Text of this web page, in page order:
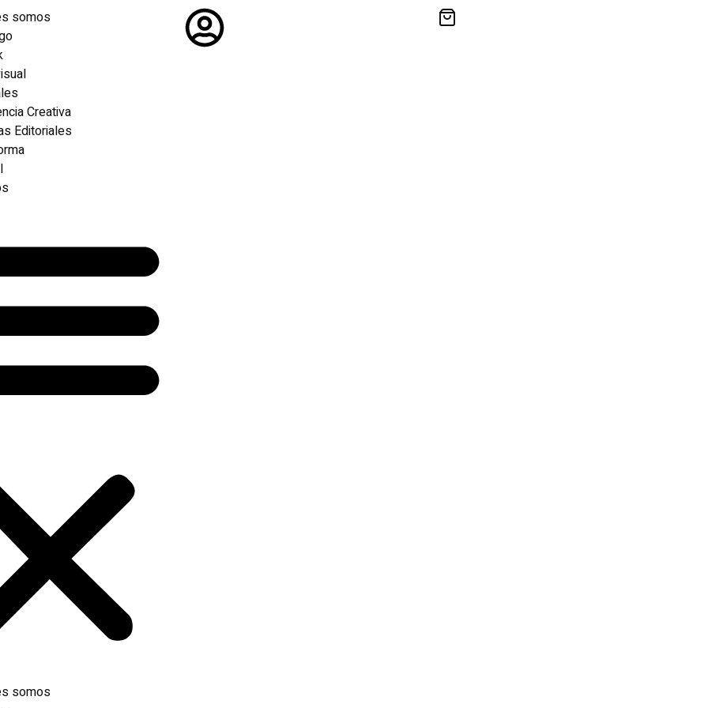
somos
Creativa
Editoriales
somos